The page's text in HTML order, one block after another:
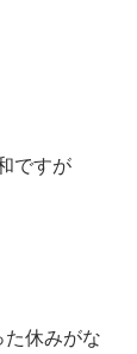
ですが
休みがな